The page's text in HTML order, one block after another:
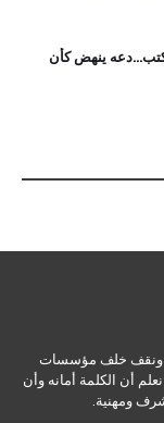
ينهض كأن
ونقف خلف مؤسسات
أن الكلمة أمانه وأن
ومهنية.